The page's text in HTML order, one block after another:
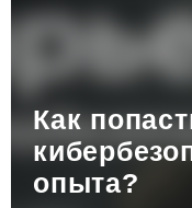
Как
опыта?